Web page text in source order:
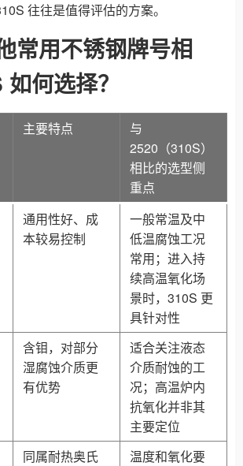
往往是值得评估的方案。
常用不锈钢牌号相
何选择？
主要特点
与
2520（310S）
相比的选型侧
重点
通用性好、成
本较易控制
一般常温及中
低温腐蚀工况
常用；进入持
续高温氧化场
景时，310S 更
具针对性
含钼，对部分
湿腐蚀介质更
有优势
适合关注液态
介质耐蚀的工
况；高温炉内
抗氧化并非其
主要定位
同属耐热奥氏
温度和氧化要